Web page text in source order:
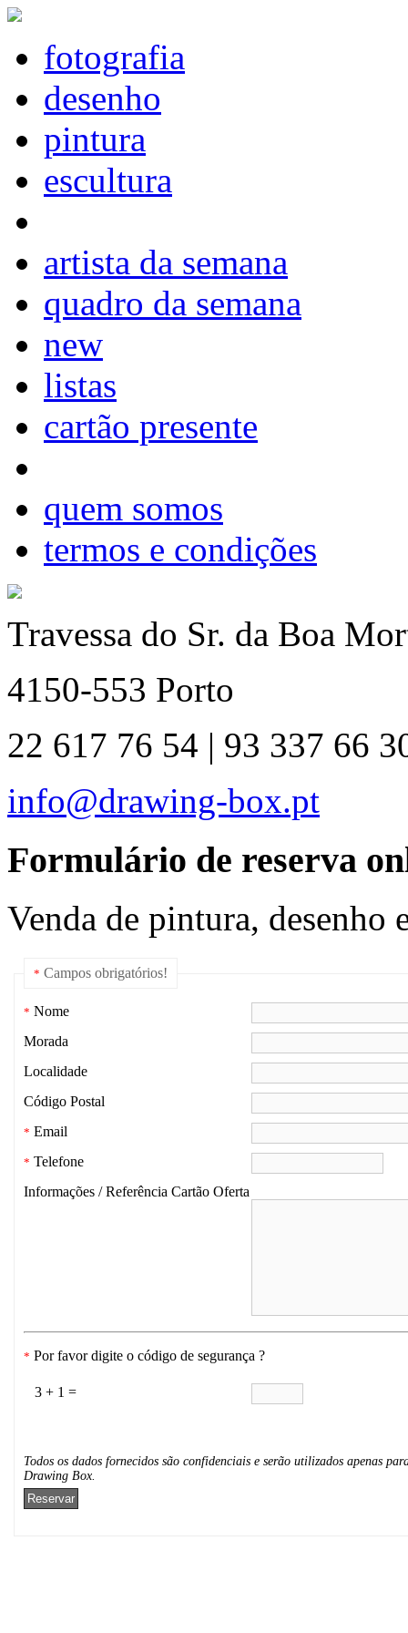
fotografia
desenho
pintura
escultura
artista da semana
quadro da semana
new
listas
cartão presente
quem somos
termos e condições
Travessa do Sr. da Boa
4150-553 Porto
22 617 76 54 | 93 337 66
info@drawing-box.pt
Formulário de reserva
Venda de pintura,
* Campos obrigatórios!
* Nome
Morada
Localidade
Código Postal
* Email
* Telefone
Informações / Referência Cartão Oferta
* Por favor digite o código de segurança ?
3 + 1 =
Todos os dados fornecidos são confidenciais e serão utilizados apenas
Drawing Box.